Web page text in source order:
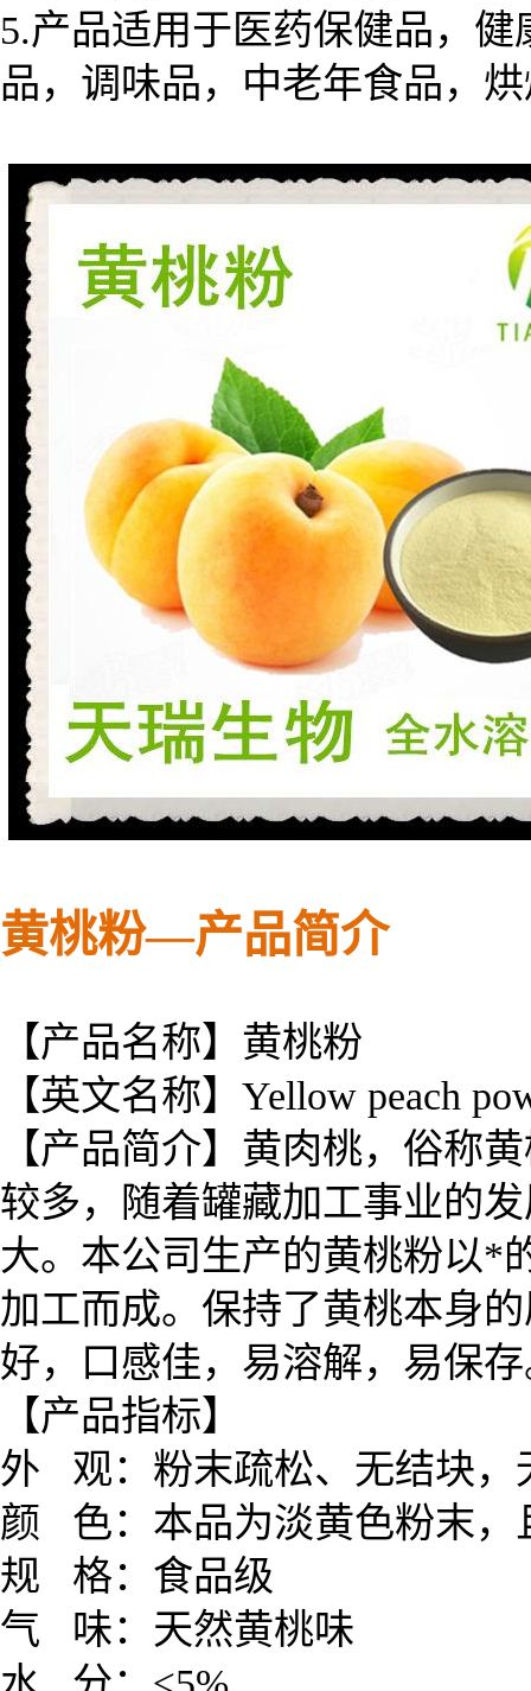
5.产品适用于医药保健品，
品，调味品，中老年食品，
黄桃粉—产品简介
【产品名称】黄桃粉
【英文名称】Yellow peach
【产品简介】 黄肉桃，俗称
较多，随着罐藏加工事业的
大。 本公司生产的黄桃粉以*
加工而成。保持了黄桃本身
好，口感佳，易溶解，易保
【产品指标】
外 观：粉末疏松、无结块
颜 色：本品为淡黄色粉末
规 格：食品级
气 味：天然黄桃味